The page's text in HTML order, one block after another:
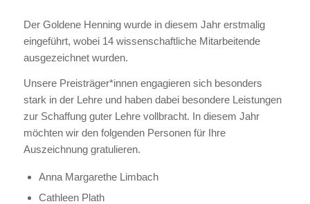
Der Goldene Henningwurde in diesem Jahr erstmalig
eingeführt, wobei 14 wissenschaftliche Mitarbeitende
ausgezeichnet wurden.
Unsere Preisträger*innen engagieren sich besonders
stark in der Lehre und haben dabei besondere Leistungen
zur Schaffung guter Lehre vollbracht. In diesem Jahr
möchten wir den folgenden Personen für Ihre
Auszeichnung gratulieren.
Anna Margarethe Limbach
Cathleen Plath